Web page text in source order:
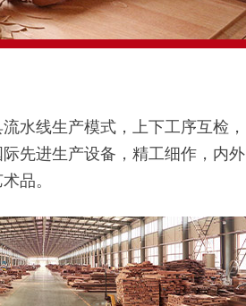
水线生产模式，上下工序互检，
先进生产设备，精工细作，内外
品。